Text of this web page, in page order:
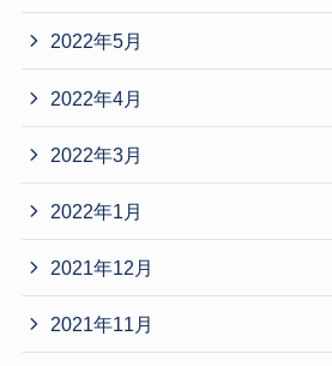
2022年5月
2022年4月
2022年3月
2022年1月
2021年12月
2021年11月